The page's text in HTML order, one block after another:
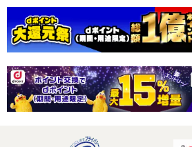
食塩相当量 0.01g
この表示値は、目安です。
・注意事項：直射日光、高温多湿を避け
来るだけふたがついた容器で保存してく